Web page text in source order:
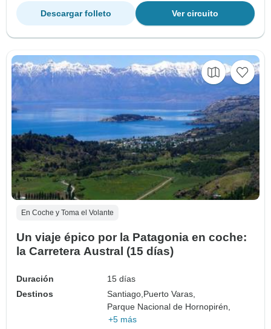
Ver circuito
Descargar folleto
En Coche y Toma el Volante
Un viaje épico por la Patagonia en coche:
la Carretera Austral (15 días)
Duración
15 días
Destinos
Santiago,Puerto Varas,
Parque Nacional de Hornopirén,
+5 más